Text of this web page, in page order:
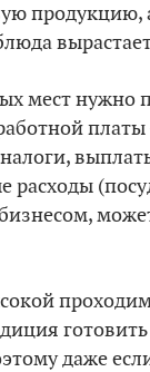
мест нужно
расходы
даже